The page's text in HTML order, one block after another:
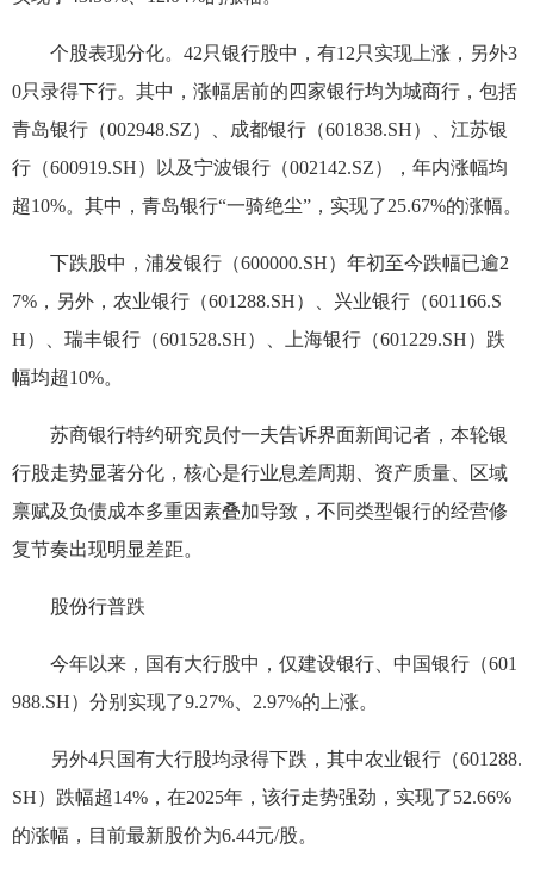
个股表现分化。42只银行股中，有12只实现上涨，另外3
0只录得下行。其中，涨幅居前的四家银行均为城商行，包括
青岛银行（002948.SZ）、成都银行（601838.SH）、江苏银
行（600919.SH）以及宁波银行（002142.SZ），年内涨幅均
超10%。其中，青岛银行“一骑绝尘”，实现了25.67%的涨幅。
下跌股中，浦发银行（600000.SH）年初至今跌幅已逾2
7%，另外，农业银行（601288.SH）、兴业银行（601166.S
H）、瑞丰银行（601528.SH）、上海银行（601229.SH）跌
幅均超10%。
苏商银行特约研究员付一夫告诉界面新闻记者，本轮银
行股走势显著分化，核心是行业息差周期、资产质量、区域
禀赋及负债成本多重因素叠加导致，不同类型银行的经营修
复节奏出现明显差距。
股份行普跌
今年以来，国有大行股中，仅建设银行、中国银行（601
988.SH）分别实现了9.27%、2.97%的上涨。
另外4只国有大行股均录得下跌，其中农业银行（601288.
SH）跌幅超14%，在2025年，该行走势强劲，实现了52.66%
的涨幅，目前最新股价为6.44元/股。